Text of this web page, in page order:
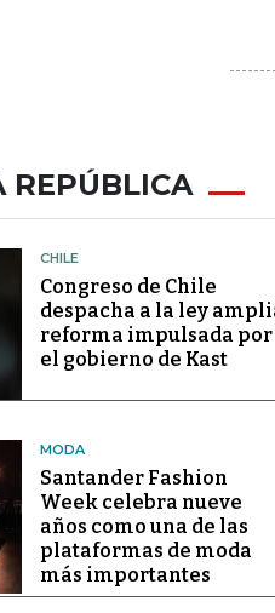
REPÚBLICA
CHILE
Congreso de Chile
despacha a la ley
reforma impulsada por
el gobierno de Kast
MODA
Santander Fashion
Week celebra nueve
años como una de las
plataformas de moda
más importantes